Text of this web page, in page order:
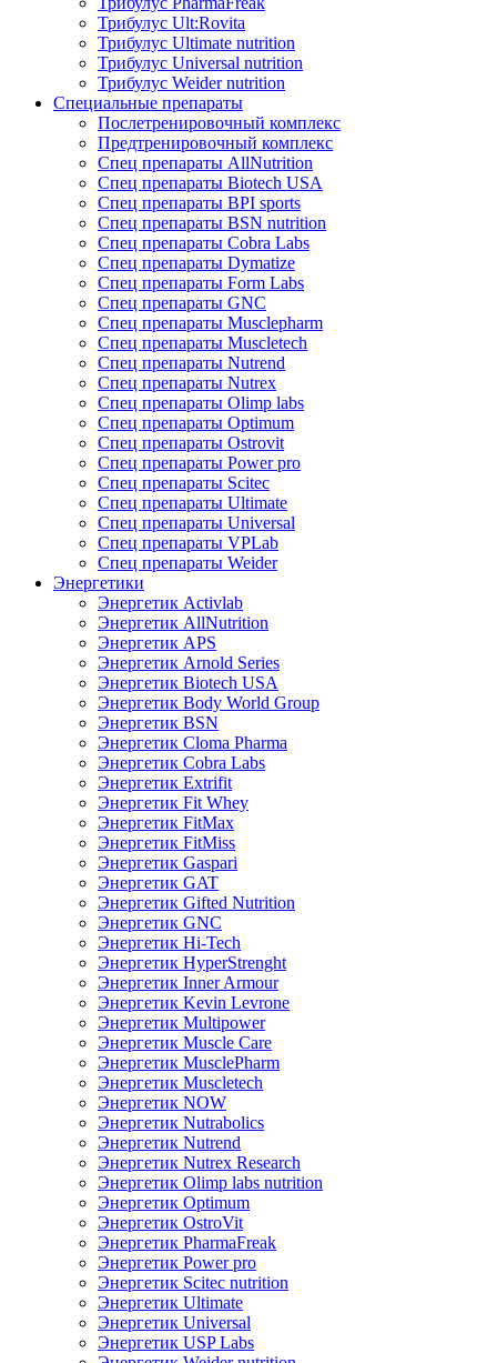
Трибулус Ult:Rovita
Трибулус Ultimate nutrition
Трибулус Universal nutrition
Трибулус Weider nutrition
Специальные препараты
Послетренировочный комплекс
Предтренировочный комплекс
Спец препараты AllNutrition
Спец препараты Biotech USA
Спец препараты BPI sports
Спец препараты BSN nutrition
Спец препараты Cobra Labs
Спец препараты Dymatize
Спец препараты Form Labs
Спец препараты GNC
Спец препараты Musclepharm
Спец препараты Muscletech
Спец препараты Nutrend
Спец препараты Nutrex
Спец препараты Olimp labs
Спец препараты Optimum
Спец препараты Ostrovit
Спец препараты Power pro
Спец препараты Scitec
Спец препараты Ultimate
Спец препараты Universal
Спец препараты VPLab
Спец препараты Weider
Энергетики
Энергетик Activlab
Энергетик AllNutrition
Энергетик APS
Энергетик Arnold Series
Энергетик Biotech USA
Энергетик Body World Group
Энергетик BSN
Энергетик Cloma Pharma
Энергетик Cobra Labs
Энергетик Extrifit
Энергетик Fit Whey
Энергетик FitMax
Энергетик FitMiss
Энергетик Gaspari
Энергетик GAT
Энергетик Gifted Nutrition
Энергетик GNC
Энергетик Hi-Tech
Энергетик HyperStrenght
Энергетик Inner Armour
Энергетик Kevin Levrone
Энергетик Multipower
Энергетик Muscle Care
Энергетик MusclePharm
Энергетик Muscletech
Энергетик NOW
Энергетик Nutrabolics
Энергетик Nutrend
Энергетик Nutrex Research
Энергетик Olimp labs nutrition
Энергетик Optimum
Энергетик OstroVit
Энергетик PharmaFreak
Энергетик Power pro
Энергетик Scitec nutrition
Энергетик Ultimate
Энергетик Universal
Энергетик USP Labs